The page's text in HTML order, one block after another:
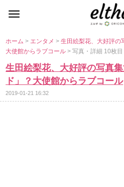
ホーム> エンタメ>生田絵梨花、大好評の
大使館からラブコール> 写真・詳細 10枚目
生田絵梨花、大好評の写真
ド」？大使館からラブコール
2019-01-21 16:32